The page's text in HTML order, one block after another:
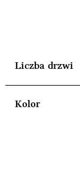
Liczba drzwi
Kolor